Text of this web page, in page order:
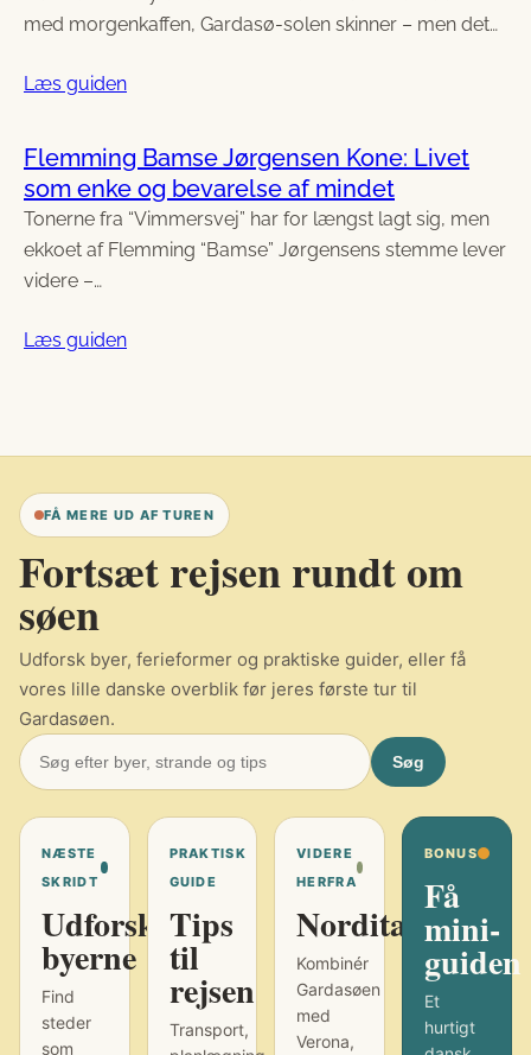
med morgenkaffen, Gardasø-solen skinner – men det…
Læs guiden
Flemming Bamse Jørgensen Kone: Livet
som enke og bevarelse af mindet
Tonerne fra “Vimmersvej” har for længst lagt sig, men
ekkoet af Flemming “Bamse” Jørgensens stemme lever
videre –…
Læs guiden
FÅ MERE UD AF TUREN
Fortsæt rejsen rundt om
søen
Udforsk byer, ferieformer og praktiske guider, eller få
vores lille danske overblik før jeres første tur til
Gardasøen.
Søg
NÆSTE
SKRIDT
Udforsk
byerne
Find
steder
som
PRAKTISK
GUIDE
Tips
til
rejsen
Transport,
VIDERE
HERFRA
Norditalien
Kombinér
Gardasøen
med
Verona,
BONUS
Få
mini-
guiden
Et
hurtigt